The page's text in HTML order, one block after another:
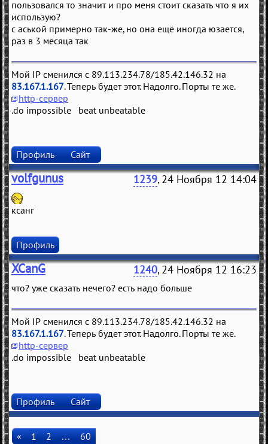
пользовался то значит и про меня стоит сказать что я их
использую?
с аськой примерно так-же, но она ещё иногда юзается,
раз в 3 месяца так
Мой IP сменился с 89.113.234.78/185.42.146.32 на
83.167.1.167. Теперь будет этот. Надолго. Порты те же.
http-сервер
.do impossible beat unbeatable
Профиль Сайт
volfgunus 1239, 24 Ноября 12 14:04
ксанг
Профиль
XCanG 1240, 24 Ноября 12 16:23
что? уже сказать нечего? есть надо больше
Мой IP сменился с 89.113.234.78/185.42.146.32 на
83.167.1.167. Теперь будет этот. Надолго. Порты те же.
http-сервер
.do impossible beat unbeatable
Профиль Сайт
« 1 2 … 60